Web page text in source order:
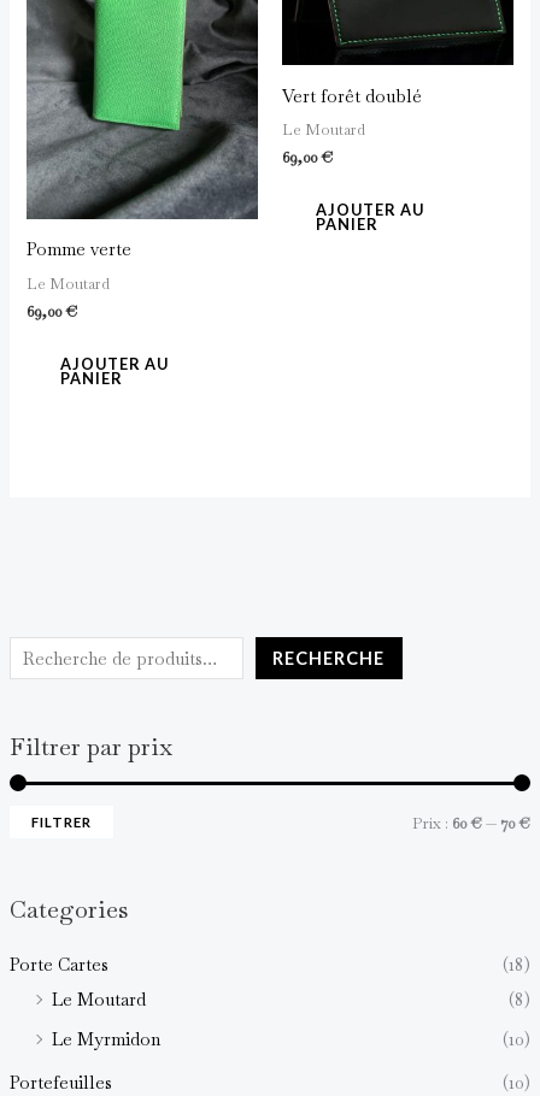
RECHERCHE
Filtrer par prix
FILTRER Prix : 60 €— 70 €
Categories
Porte Cartes
(18)
Le Moutard
(8)
Le Myrmidon
(10)
Portefeuilles
(10)
Pomme verte
Le Moutard
69,00€
AJOUTER AU
PANIER
Vert forêt doublé
Le Moutard
69,00€
AJOUTER AU
PANIER